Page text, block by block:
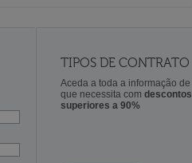
TIPOS DE CONTRATO
Aceda a toda a informação de
que necessita comdescontos
superiores a 90%